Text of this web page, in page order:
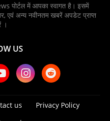
पोर्टल में आपका स्वागत है। इसमें
एवं अन्य नवीनतम खबरें अपडेट प्राप्त
।
US
us Privacy Policy